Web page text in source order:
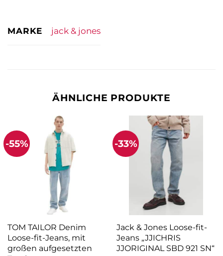
MARKE jack & jones
ÄHNLICHE PRODUKTE
-55%
TOM TAILOR Denim
Loose-fit-Jeans, mit
großen aufgesetzten
-33%
Jack & Jones Loose-fit-
Jeans „JJICHRIS
JJORIGINAL SBD 921 SN“